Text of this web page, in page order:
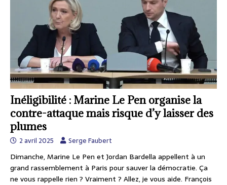
Inéligibilité : Marine Le Pen organise la
contre-attaque mais risque d’y laisser des
plumes
2 avril 2025 Serge Faubert
Dimanche, Marine Le Pen et Jordan Bardella appellent à un
grand rassemblement à Paris pour sauver la démocratie. Ça
ne vous rappelle rien ? Vraiment ? Allez, je vous aide. François